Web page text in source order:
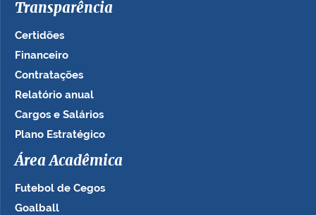
Transparência
Certidões
Financeiro
Contratações
Relatório anual
Cargos e Salários
Plano Estratégico
Área Acadêmica
Futebol de Cegos
Goalball